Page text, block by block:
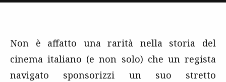
Non è affatto una rarità nella storia del
cinema italiano (e non solo) che un regista
navigato sponsorizzi un suo stretto